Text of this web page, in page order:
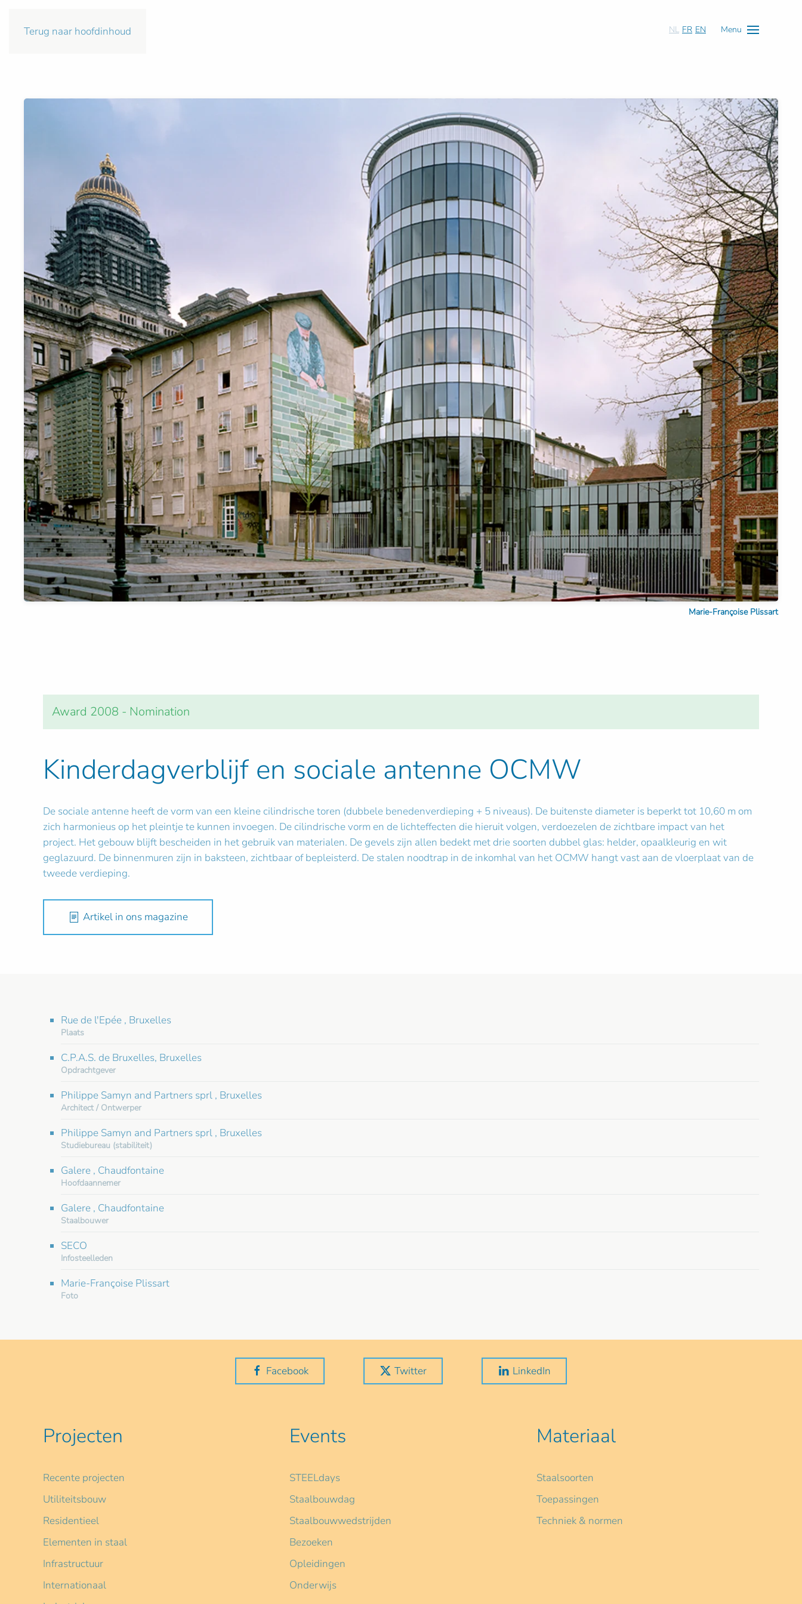
Terug naar hoofdinhoud NL FR EN Menu
Marie-Françoise Plissart
Award 2008 - Nomination
Kinderdagverblijf en sociale antenne OCMW
De sociale antenne heeft de vorm van een kleine cilindrische toren (dubbele benedenverdieping + 5 niveaus). De buitenste diameter is beperkt tot 10,60 m om
zich harmonieus op het pleintje te kunnen invoegen. De cilindrische vorm en de lichteffecten die hieruit volgen, verdoezelen de zichtbare impact van het
project. Het gebouw blijft bescheiden in het gebruik van materialen. De gevels zijn allen bedekt met drie soorten dubbel glas: helder, opaalkleurig en wit
geglazuurd. De binnenmuren zijn in baksteen, zichtbaar of bepleisterd. De stalen noodtrap in de inkomhal van het OCMW hangt vast aan de vloerplaat van de
tweede verdieping.
Artikel in ons magazine
Rue de l'Epée , Bruxelles
Plaats
C.P.A.S. de Bruxelles, Bruxelles
Opdrachtgever
Philippe Samyn and Partners sprl , Bruxelles
Architect / Ontwerper
Philippe Samyn and Partners sprl , Bruxelles
Studiebureau (stabiliteit)
Galere , Chaudfontaine
Hoofdaannemer
Galere , Chaudfontaine
Staalbouwer
SECO
Infosteelleden
Marie-Françoise Plissart
Foto
Facebook Twitter LinkedIn
Projecten
Recente projecten
Utiliteitsbouw
Residentieel
Elementen in staal
Infrastructuur
Internationaal
Events
STEELdays
Staalbouwdag
Staalbouwwedstrijden
Bezoeken
Opleidingen
Onderwijs
Materiaal
Staalsoorten
Toepassingen
Techniek & normen